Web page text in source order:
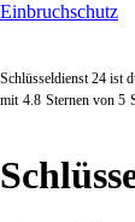
Einbruchschutz
Schlüsseldienst 24 ist
mit 4.8 Sternen von 5